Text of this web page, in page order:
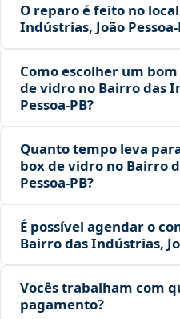
O reparo é feito no
Indústrias, João
Como escolher um
de vidro no Bairro das
Pessoa‑PB?
Quanto tempo leva
box de vidro no Bairro
Pessoa‑PB?
É possível agendar o
Bairro das Indústrias,
Vocês trabalham com
pagamento?